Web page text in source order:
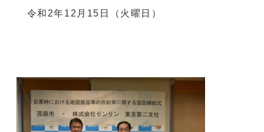
令和2年12月15日（火曜日）